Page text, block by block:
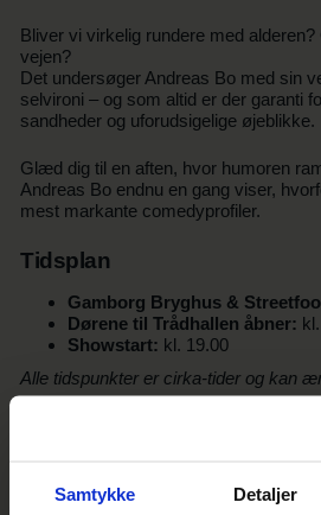
Samtykke Detaljer
Bliver vi virkelig rundere med
vejen?
Det undersøger Andreas Bo med sin
selvironi – og som altid er der garanti
sandheder og uforudsigelige øjeblikke.
Glæd dig til en aften, hvor humoren
Andreas Bo endnu en gang viser,
mest markante comedyprofiler.
Tidsplan
Gamborg Bryghus &
Dørene til Trådhallen åbner:
Showstart: kl. 19.00
Alle tidspunkter er cirka-tider og kan